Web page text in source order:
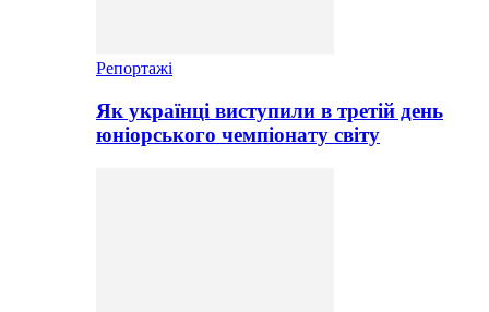
Репортажі
Як українці виступили в третій день
юніорського чемпіонату світу